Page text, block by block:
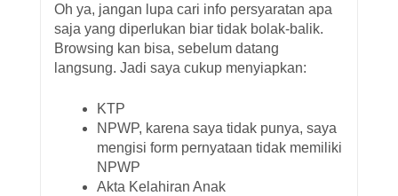
Oh ya, jangan lupa cari info persyaratan apa
saja yang diperlukan biar tidak bolak-balik.
Browsing kan bisa, sebelum datang
langsung. Jadi saya cukup menyiapkan:
KTP
NPWP, karena saya tidak punya, saya
mengisi form pernyataan tidak memiliki
NPWP
Akta Kelahiran Anak